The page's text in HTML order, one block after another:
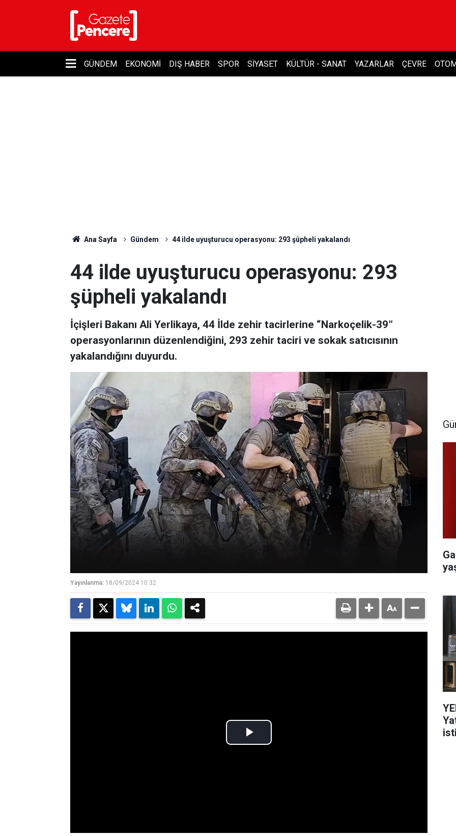
GÜNDEM EKONOMI DIŞ HABER SPOR SIYASET KÜLTÜR - SANAT YAZARLAR ÇEVRE
Ana Sayfa Gündem 44 ilde uyuşturucu operasyonu: 293 şüpheli yakalandı
44 ilde uyuşturucu operasyonu: 293
şüpheli yakalandı
İçişleri Bakanı Ali Yerlikaya, 44 İlde zehir tacirlerine “Narkoçelik-39”
operasyonlarının düzenlendiğini, 293 zehir taciri ve sokak satıcısının
yakalandığını duyurdu.
Yayınlanma: 18/09/2024 10:32